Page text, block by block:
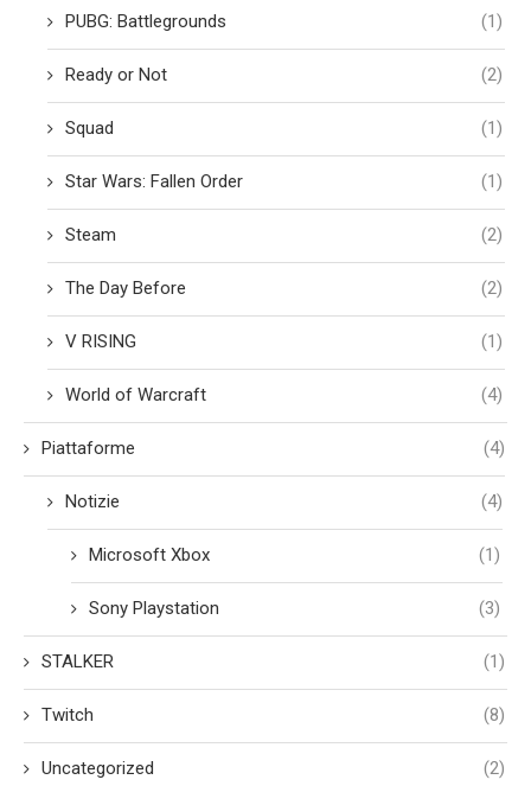
PUBG: Battlegrounds (1)
Ready or Not (2)
Squad (1)
Star Wars: Fallen Order (1)
Steam (2)
The Day Before (2)
V RISING (1)
World of Warcraft (4)
Piattaforme (4)
Notizie (4)
Microsoft Xbox (1)
Sony Playstation (3)
STALKER (1)
Twitch (8)
Uncategorized (2)